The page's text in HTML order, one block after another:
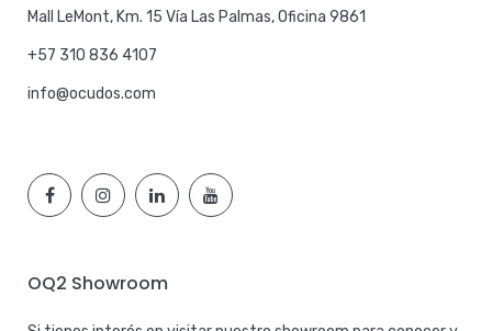
Mall LeMont, Km. 15 Vía Las Palmas, Oficina 9861
+57 310 836 4107
info@ocudos.com
OQ2 Showroom